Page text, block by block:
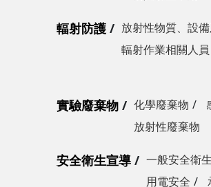
輻射防護 放射性物質、設
輻射作業相關人員
實驗廢棄物 化學廢棄物
放射性廢棄物
安全衛生宣導 一般安全衛生
用電安全